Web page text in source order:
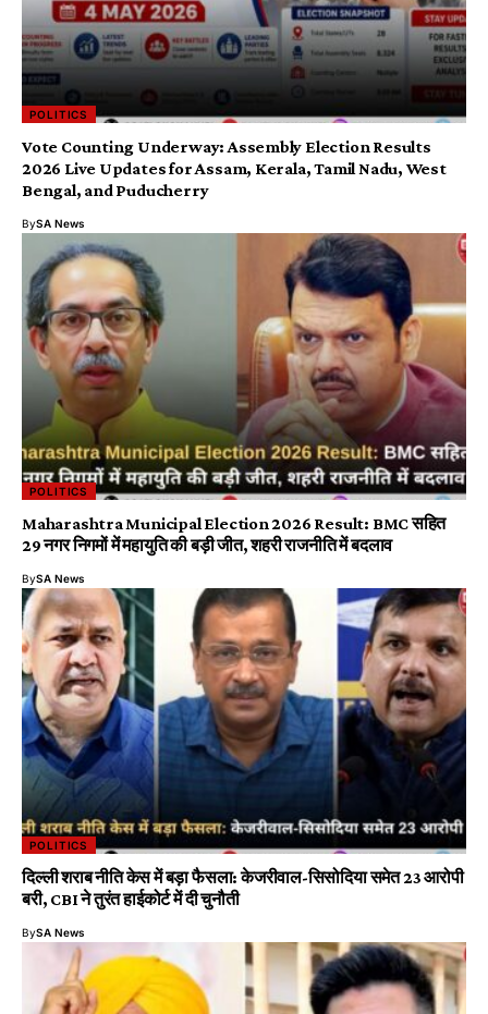
POLITICS
Vote Counting Underway: Assembly Election Results
2026 Live Updates for Assam, Kerala, Tamil Nadu, West
Bengal, and Puducherry
BySA News
POLITICS
Maharashtra Municipal Election 2026 Result: BMC सहित
29 नगर निगमों में महायुति की बड़ी जीत, शहरी राजनीति में बदलाव
BySA News
POLITICS
दिल्ली शराब नीति केस में बड़ा फैसला: केजरीवाल-सिसोदिया समेत 23 आरोपी
बरी, CBI ने तुरंत हाईकोर्ट में दी चुनौती
BySA News